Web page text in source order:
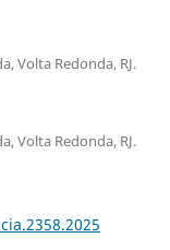
Volta Redonda, RJ.
Volta Redonda, RJ.